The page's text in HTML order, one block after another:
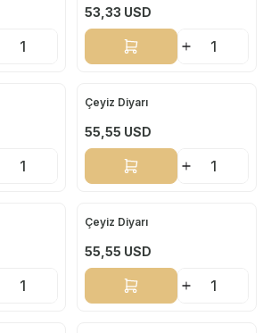
53,33 USD
Sepete Ekle
Yeni
Çeyiz Diyarı
55,55 USD
Sepete Ekle
Yeni
Çeyiz Diyarı
55,55 USD
Sepete Ekle